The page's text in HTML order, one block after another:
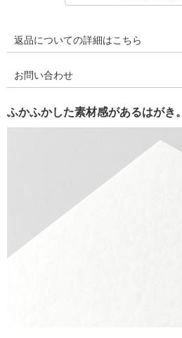
返品についての詳細はこちら
お問い合わせ
ふかふかした素材感があるはがき。